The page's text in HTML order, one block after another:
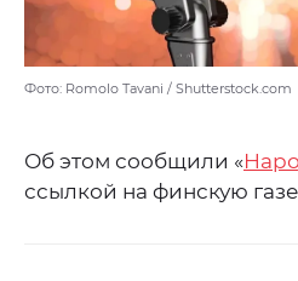
Фото: Romolo Tavani / Shutterstock.com
Об этом сообщили «
ссылкой на финскую